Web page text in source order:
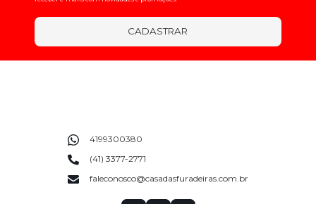
CADASTRAR
4199300380
(41) 3377-2771
faleconosco@casadasfuradeiras.com.br